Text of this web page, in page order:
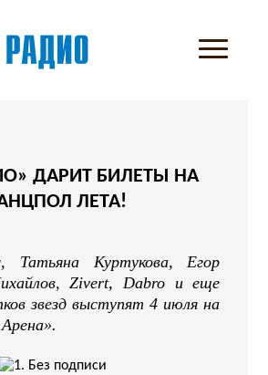
ДАРИТ БИЛЕТЫ НА
ЛЕТА!
Татьяна Куртукова, Егор
Zivert, Dabro и еще
звезд выступят 4 июля на